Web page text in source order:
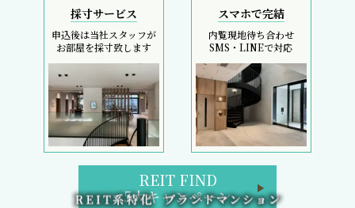
採寸サービス
申込後は当社スタッフが
お部屋を採寸致します
スマホで完結
内覧現地待ち合わせ
SMS・LINEで対応
REIT FIND
5大キャンペーン